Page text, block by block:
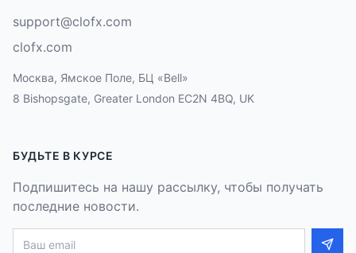
support@clofx.com
clofx.com
Москва, Ямское Поле, БЦ «Bell»
8 Bishopsgate, Greater London EC2N 4BQ, UK
БУДЬТЕ В КУРСЕ
Подпишитесь на нашу рассылку, чтобы получать
последние новости.